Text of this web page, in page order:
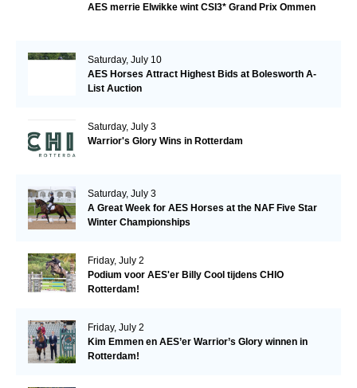
AES merrie Elwikke wint CSI3* Grand Prix Ommen
Saturday, July 10
AES Horses Attract Highest Bids at Bolesworth A-
List Auction
Saturday, July 3
Warrior's Glory Wins in Rotterdam
Saturday, July 3
A Great Week for AES Horses at the NAF Five Star
Winter Championships
Friday, July 2
Podium voor AES'er Billy Cool tijdens CHIO
Rotterdam!
Friday, July 2
Kim Emmen en AES’er Warrior’s Glory winnen in
Rotterdam!